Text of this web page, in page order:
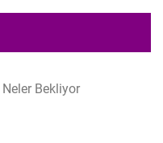
Bekliyor